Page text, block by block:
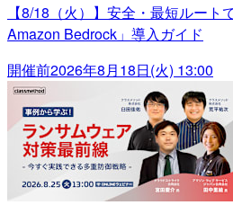
【8/18（火）】安全・最短ルート
Amazon Bedrock」導入ガイド
開催前2026年8月18日(火) 13:00